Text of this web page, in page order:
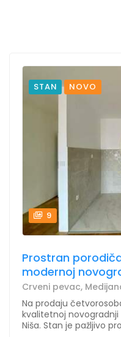
STAN NOVO
9
Prostran
modernoj
Crveni pevac,
Na prodaju
kvalitetnoj
Niša. Stan je pažljivo